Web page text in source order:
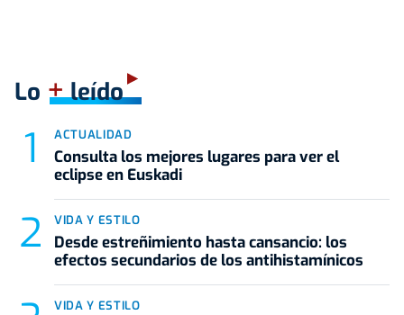
Lo +leído
ACTUALIDAD
Consulta los mejores lugares para ver el
eclipse en Euskadi
VIDA Y ESTILO
Desde estreñimiento hasta cansancio: los
efectos secundarios de los antihistamínicos
VIDA Y ESTILO